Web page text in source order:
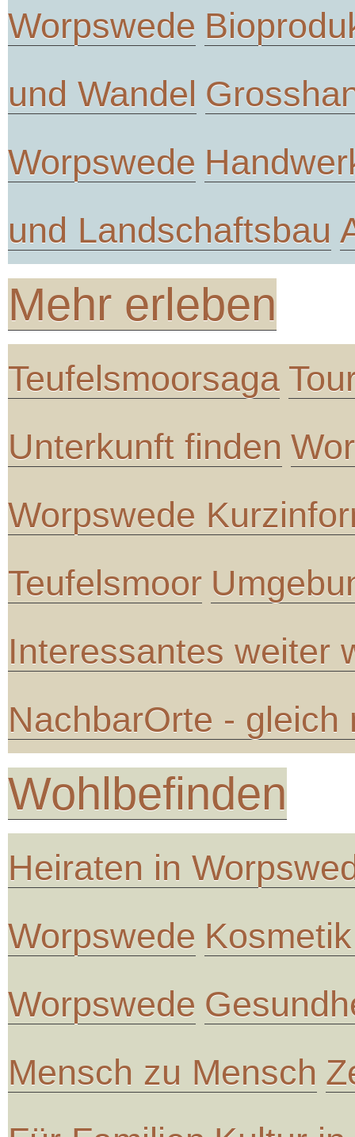
Worpswede
und Wandel
Worpswede
und Landschaftsbau
Mehr erleben
Teufelsmoorsaga
Unterkunft finden
Worpswede
Teufelsmoor
Interessantes weiter
NachbarOrte - gleich
Wohlbefinden
Heiraten in
Worpswede
Worpswede
Mensch zu Mensch